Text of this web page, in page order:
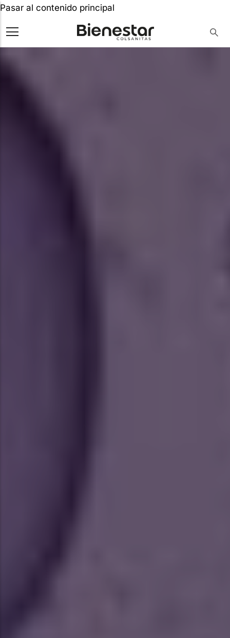
Pasar al contenido principal